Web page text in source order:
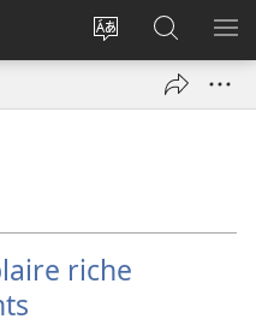
Changer
langue
Se
connecter
sur
JW.ORG
riche